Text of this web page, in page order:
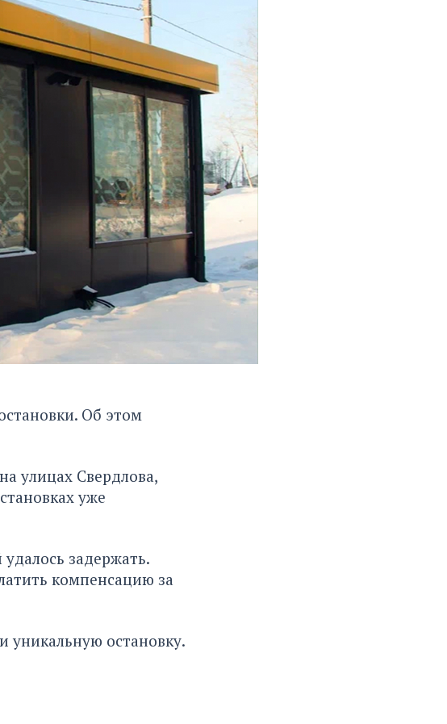
Об этом
улицах Свердлова,
уже
задержать.
компенсацию за
уникальную остановку.